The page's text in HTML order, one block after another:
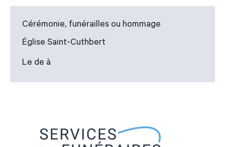
Cérémonie, funérailles ou hommage
Église Saint-Cuthbert
Le de à